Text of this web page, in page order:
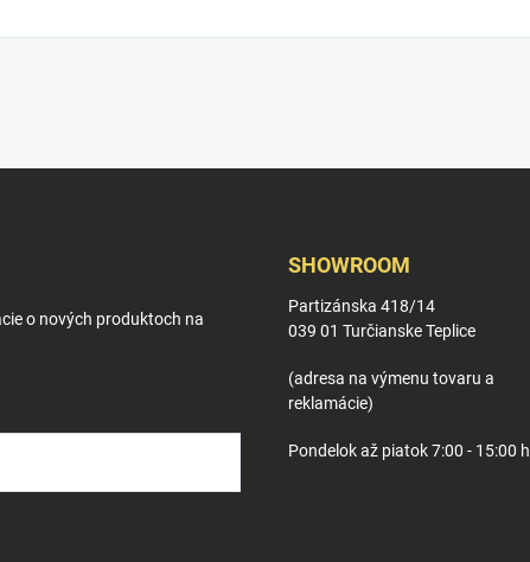
o nových produktoch na
SHOWROOM
Partizánska 418/14
039 01 Turčianske Teplice
(adresa na výmenu tovaru a
reklamácie)
Pondelok až piatok 7:00 - 15:00